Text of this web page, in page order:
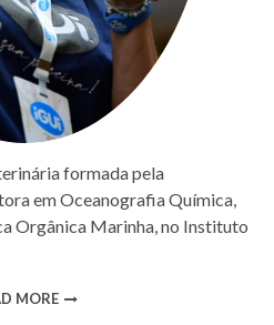
formada pela
em Oceanografia Química,
Orgânica Marinha, no Instituto
MORE